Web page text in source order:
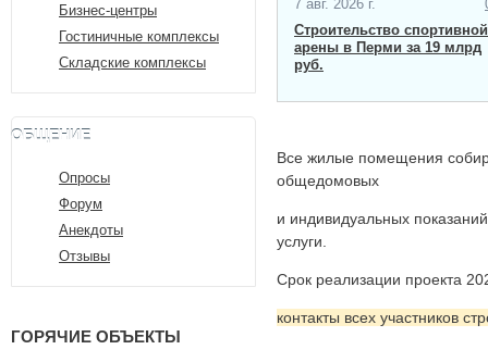
Бизнес-центры
Гостиничные комплексы
Складские комплексы
ОБЩЕНИЕ
Опросы
Форум
Анекдоты
Отзывы
ГОРЯЧИЕ ОБЪЕКТЫ
7 авг. 2026 г.
Строительство спортивной
арены в Перми за 19 млрд
руб.
Все жилые помещения
общедомовых
и индивидуальных
услуги.
Срок реализации проекта
контакты всех участников